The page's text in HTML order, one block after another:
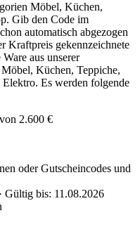
Möbel, Küchen,
Gib den Code im
automatisch abgezogen
Kraftpreis gekennzeichnete
aus unserer
Küchen, Teppiche,
Es werden folgende
2.600 €
oder Gutscheincodes und
Gültig bis: 11.08.2026